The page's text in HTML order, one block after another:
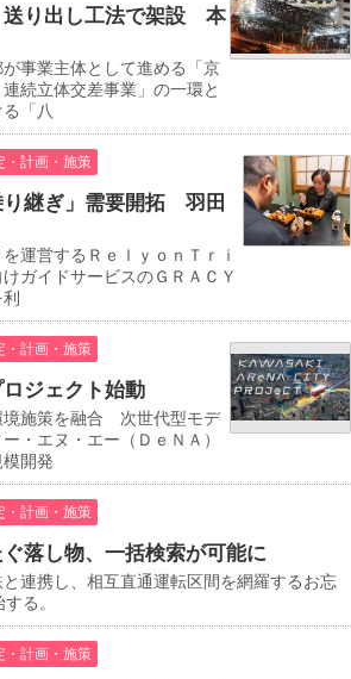
り出し工法で架設 本
事業主体として進める「京
続立体交差事業」の一環と
「八
・計画・施策
継ぎ」需要開拓 羽田
運営するＲｅｌｙｏｎＴｒｉ
ガイドサービスのＧＲＡＣＹ
・計画・施策
ジェクト始動
施策を融合 次世代型モデ
・エヌ・エー（ＤｅＮＡ）
開発
・計画・施策
落し物、一括検索が可能に
連携し、相互直通運転区間を網羅するお忘
る。
・計画・施策